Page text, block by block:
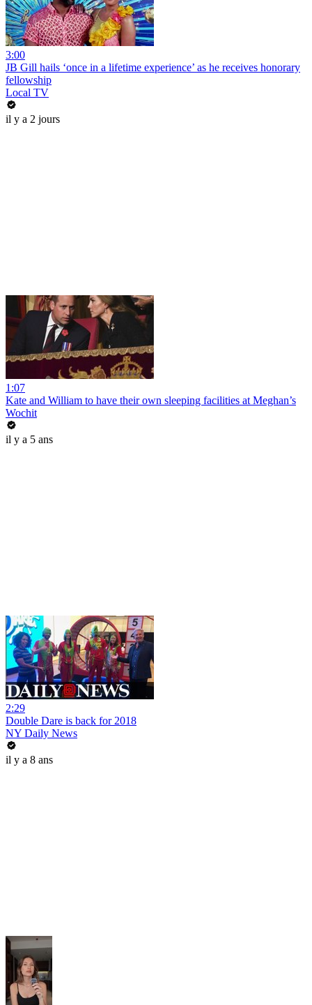
3:00
JB Gill hails ‘once in a lifetime experience’ as he receives honorary
fellowship
Local TV
il y a 2 jours
1:07
Kate and William to have their own sleeping facilities at Meghan’s
Wochit
il y a 5 ans
2:29
Double Dare is back for 2018
NY Daily News
il y a 8 ans